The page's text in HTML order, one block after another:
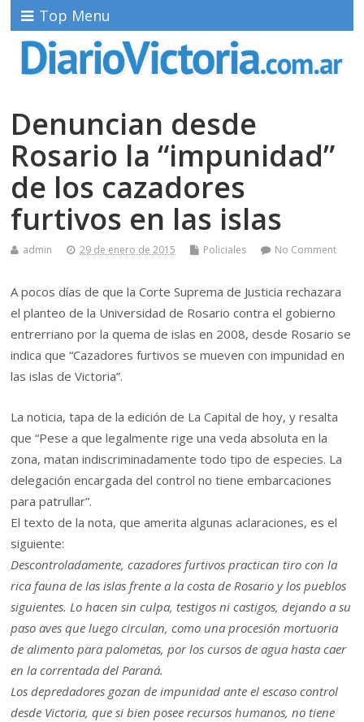
Top Menu
Denuncian desde
Rosario la “impunidad”
de los cazadores
furtivos en las islas
admin 29 de enero de 2015 Policiales No Comment
A pocos días de que la Corte Suprema de Justicia rechazara
el planteo de la Universidad de Rosario contra el gobierno
entrerriano por la quema de islas en 2008, desde Rosario se
indica que “Cazadores furtivos se mueven con impunidad en
las islas de Victoria”.
La noticia, tapa de la edición de La Capital de hoy, y resalta
que “Pese a que legalmente rige una veda absoluta en la
zona, matan indiscriminadamente todo tipo de especies. La
delegación encargada del control no tiene embarcaciones
para patrullar”.
El texto de la nota, que amerita algunas aclaraciones, es el
siguiente:
Descontroladamente, cazadores furtivos practican tiro con la
rica fauna de las islas frente a la costa de Rosario y los pueblos
siguientes. Lo hacen sin culpa, testigos ni castigos, dejando a su
paso aves que luego circulan, como una procesión mortuoria
de alimento para palometas, por los cursos de agua hasta caer
en la correntada del Paraná.
Los depredadores gozan de impunidad ante el escaso control
desde Victoria, que si bien posee recursos humanos, no tiene